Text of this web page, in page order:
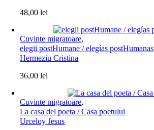
48,00lei
Cuvinte migratoare,
elegii postHumane / elegías postHumanas
Hermeziu Cristina
36,00lei
Cuvinte migratoare,
La casa del poeta / Casa poetului
Urceloy Jesus